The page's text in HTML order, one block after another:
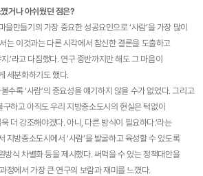
거나 아쉬웠던 점은?
을만들기의 가장 중요한 성공요인으로 ‘사람’을 가장 많이
는 이것과는 다른 시각에서 참신한 결론을 도출하고
.’라고 다짐했다. 연구 중반까지만 해도 그 마음이
세분화하기도 했다.
수록 ‘사람’의 중요성을 얘기하지 않을 수가 없었다. 그리고
하고 아직도 우리 지방중소도시의 현실은 턱없이
더 강조해야겠다. 아니, 다른 방식이 필요하다.’라는
지방중소도시에서 ‘사람’을 발굴하고 육성할 수 있도록
방식 차별화 등을 제시했다. 써먹을 수 있는 정책대안을
정에서 가장 큰 연구의 보람과 재미를 느꼈다.